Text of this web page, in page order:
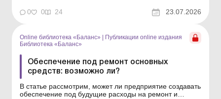
выбрать вариант учета расходов на ремонт и что
целесообразно предусмотреть в этом документе.
ремонты, ...
0 0 24 23.07.2026
Online библиотека «Баланс»
Публикации online издания
Библиотека «Баланс»
Обеспечение под ремонт основных
средств: возможно ли?
В статье рассмотрим, может ли предприятие создавать
обеспечение под будущие расходы на ремонт и